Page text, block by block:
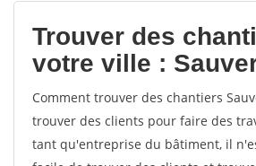
votes
Trouver des
votre ville :
Comment trouver des chantiers
trouver des clients pour faire des
tant qu'entreprise du bâtiment, il